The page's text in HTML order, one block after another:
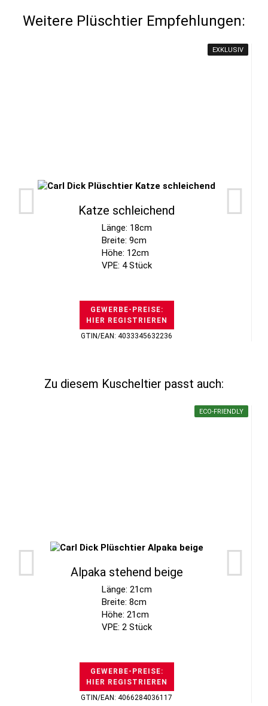
Weitere Plüschtier Empfehlungen:
EXKLUSIV
Katze schleichend
Länge: 18cm
Breite: 9cm
Höhe: 12cm
VPE: 4 Stück
GEWERBE-PREISE:
HIER REGISTRIEREN
GTIN/EAN: 4033345632236
Zu diesem Kuscheltier passt auch:
ECO-FRIENDLY
Alpaka stehend beige
Länge: 21cm
Breite: 8cm
Höhe: 21cm
VPE: 2 Stück
GEWERBE-PREISE:
HIER REGISTRIEREN
GTIN/EAN: 4066284036117